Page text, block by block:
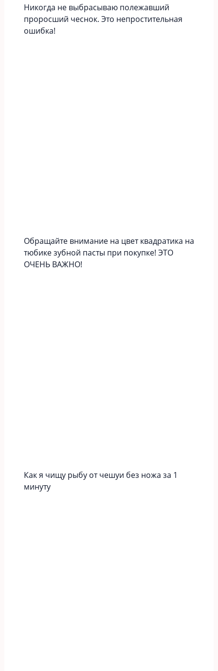
Никогда не выбрасываю полежавший
проросший чеснок. Это непростительная
ошибка!
Обращайте внимание на цвет квадратика на
тюбике зубной пасты при покупке! ЭТО
ОЧЕНЬ ВАЖНО!
Как я чищу рыбу от чешуи без ножа за 1
минуту